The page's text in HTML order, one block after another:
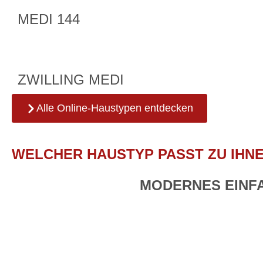
MEDI 144
ZWILLING MEDI
Alle Online-Haustypen entdecken
WELCHER HAUSTYP PASST ZU
MODERNES